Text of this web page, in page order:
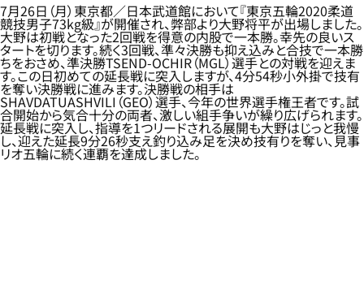
7月26日（月）東京都／日本武道館において『東京五輪2020柔道
競技男子73kg級』が開催され、弊部より大野将平が出場しました。
大野は初戦となった2回戦を得意の内股で一本勝。幸先の良いス
タートを切ります。続く3回戦、準々決勝も抑え込みと合技で一本勝
ちをおさめ、準決勝TSEND-OCHIR（MGL）選手との対戦を迎えま
す。この日初めての延長戦に突入しますが、4分54秒小外掛で技有
を奪い決勝戦に進みます。決勝戦の相手は
SHAVDATUASHVILI（GEO）選手、今年の世界選手権王者です。試
合開始から気合十分の両者、激しい組手争いが繰り広げられます。
延長戦に突入し、指導を1つリードされる展開も大野はじっと我慢
し、迎えた延長9分26秒支え釣り込み足を決め技有りを奪い、見事
リオ五輪に続く連覇を達成しました。